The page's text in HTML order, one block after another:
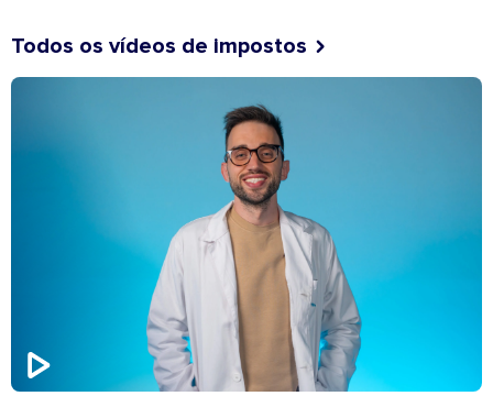
Todos os vídeos de impostos